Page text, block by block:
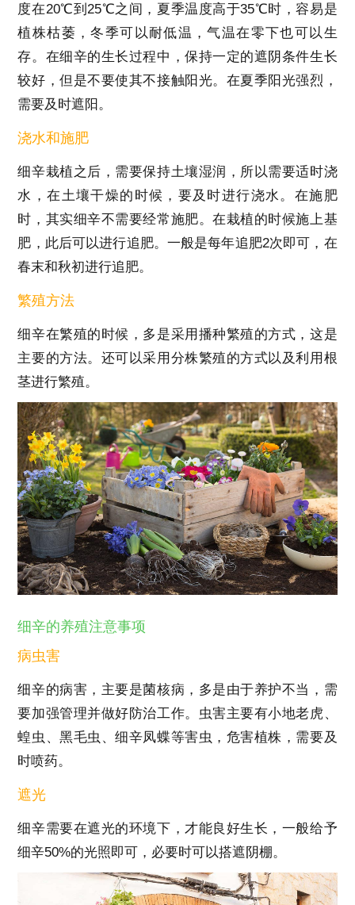
度在20℃到25℃之间，夏季温度高于35℃时，容易是
植株枯萎，冬季可以耐低温，气温在零下也可以生
存。在细辛的生长过程中，保持一定的遮阴条件生长
较好，但是不要使其不接触阳光。在夏季阳光强烈，
需要及时遮阳。
浇水和施肥
细辛栽植之后，需要保持土壤湿润，所以需要适时浇
水，在土壤干燥的时候，要及时进行浇水。在施肥
时，其实细辛不需要经常施肥。在栽植的时候施上基
肥，此后可以进行追肥。一般是每年追肥2次即可，在
春末和秋初进行追肥。
繁殖方法
细辛在繁殖的时候，多是采用播种繁殖的方式，这是
主要的方法。还可以采用分株繁殖的方式以及利用根
茎进行繁殖。
细辛的养殖注意事项
病虫害
细辛的病害，主要是菌核病，多是由于养护不当，需
要加强管理并做好防治工作。虫害主要有小地老虎、
蝗虫、黑毛虫、细辛凤蝶等害虫，危害植株，需要及
时喷药。
遮光
细辛需要在遮光的环境下，才能良好生长，一般给予
细辛50%的光照即可，必要时可以搭遮阴棚。